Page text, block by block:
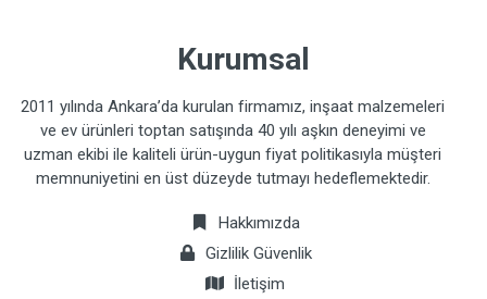
Kurumsal
2011 yılında Ankara’da kurulan firmamız, inşaat malzemeleri
ve ev ürünleri toptan satışında 40 yılı aşkın deneyimi ve
uzman ekibi ile kaliteli ürün-uygun fiyat politikasıyla müşteri
memnuniyetini en üst düzeyde tutmayı hedeflemektedir.
Hakkımızda
Gizlilik Güvenlik
İletişim